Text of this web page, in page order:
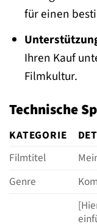
für einen
Ihren Kauf
Filmkultur.
Technische
KATEGORIE
Filmtitel
Genre